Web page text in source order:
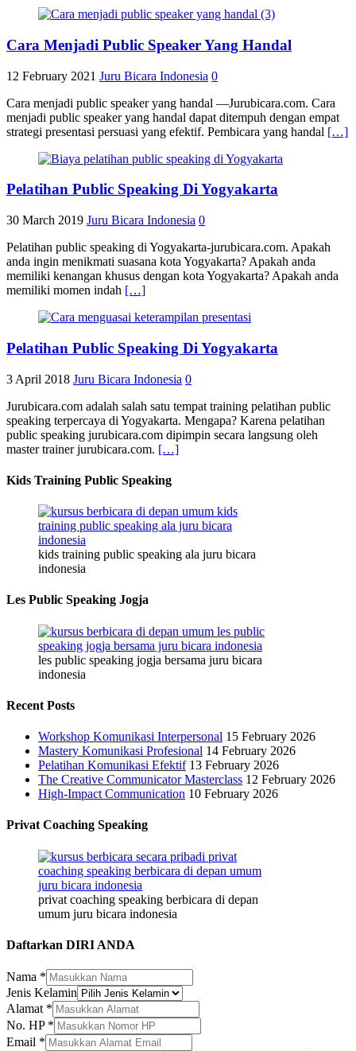
Cara Menjadi Public Speaker Yang Handal
12 February 2021 Juru Bicara Indonesia 0
Cara menjadi public speaker yang handal —Jurubicara.com. Cara
menjadi public speaker yang handal dapat ditempuh dengan empat
strategi presentasi persuasi yang efektif. Pembicara yang handal […]
Pelatihan Public Speaking Di Yogyakarta
30 March 2019 Juru Bicara Indonesia 0
Pelatihan public speaking di Yogyakarta-jurubicara.com. Apakah
anda ingin menikmati suasana kota Yogyakarta? Apakah anda
memiliki kenangan khusus dengan kota Yogyakarta? Apakah anda
memiliki momen indah […]
Pelatihan Public Speaking Di Yogyakarta
3 April 2018 Juru Bicara Indonesia 0
Jurubicara.com adalah salah satu tempat training pelatihan public
speaking terpercaya di Yogyakarta. Mengapa? Karena pelatihan
public speaking jurubicara.com dipimpin secara langsung oleh
master trainer jurubicara.com. […]
Kids Training Public Speaking
kids training public speaking ala juru bicara
indonesia
Les Public Speaking Jogja
les public speaking jogja bersama juru bicara
indonesia
Recent Posts
Workshop Komunikasi Interpersonal 15 February 2026
Mastery Komunikasi Profesional 14 February 2026
Pelatihan Komunikasi Efektif 13 February 2026
The Creative Communicator Masterclass 12 February 2026
High-Impact Communication 10 February 2026
Privat Coaching Speaking
privat coaching speaking berbicara di depan
umum juru bicara indonesia
Daftarkan DIRI ANDA
Nama *
Jenis Kelamin
Nama
Jenis
HP
Alamat *
No. HP *
Email *